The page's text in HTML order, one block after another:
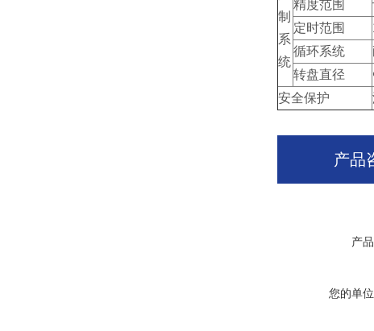
制
系
统
精度范围
定时范围
循环系统
转盘直径
安全保护
产品
产品
您的单位